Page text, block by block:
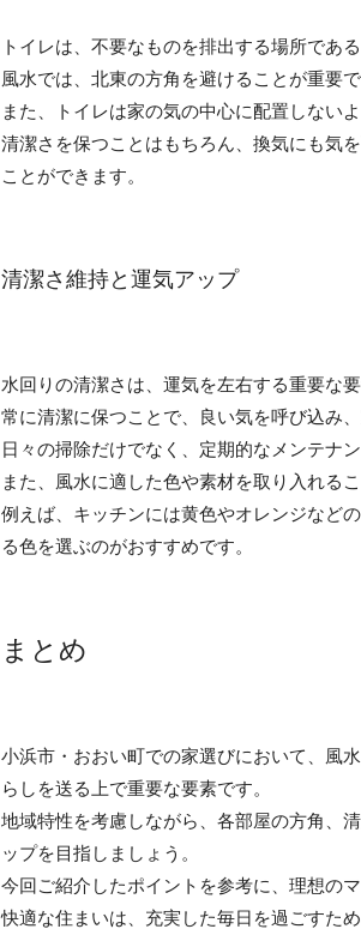
トイレは、不要なものを排出する場所であ
風水では、北東の方角を避けることが重要で
また、トイレは家の気の中心に配置しない
清潔さを保つことはもちろん、換気にも気
ことができます。
清潔さ維持と運気アップ
水回りの清潔さは、運気を左右する重要な要
常に清潔に保つことで、良い気を呼び込み
日々の掃除だけでなく、定期的なメンテナ
また、風水に適した色や素材を取り入れる
例えば、キッチンには黄色やオレンジなど
る色を選ぶのがおすすめです。
まとめ
小浜市・おおい町での家選びにおいて、風
らしを送る上で重要な要素です。
地域特性を考慮しながら、各部屋の方角、
ップを目指しましょう。
今回ご紹介したポイントを参考に、理想の
快適な住まいは、充実した毎日を過ごすため